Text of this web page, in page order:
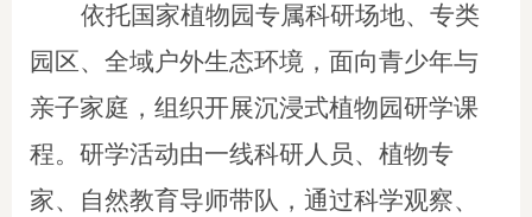
依托国家植物园专属科研场地、专类
园区、全域户外生态环境，面向青少年与
亲子家庭，组织开展沉浸式植物园研学课
程。研学活动由一线科研人员、植物专
家、自然教育导师带队，通过科学观察、